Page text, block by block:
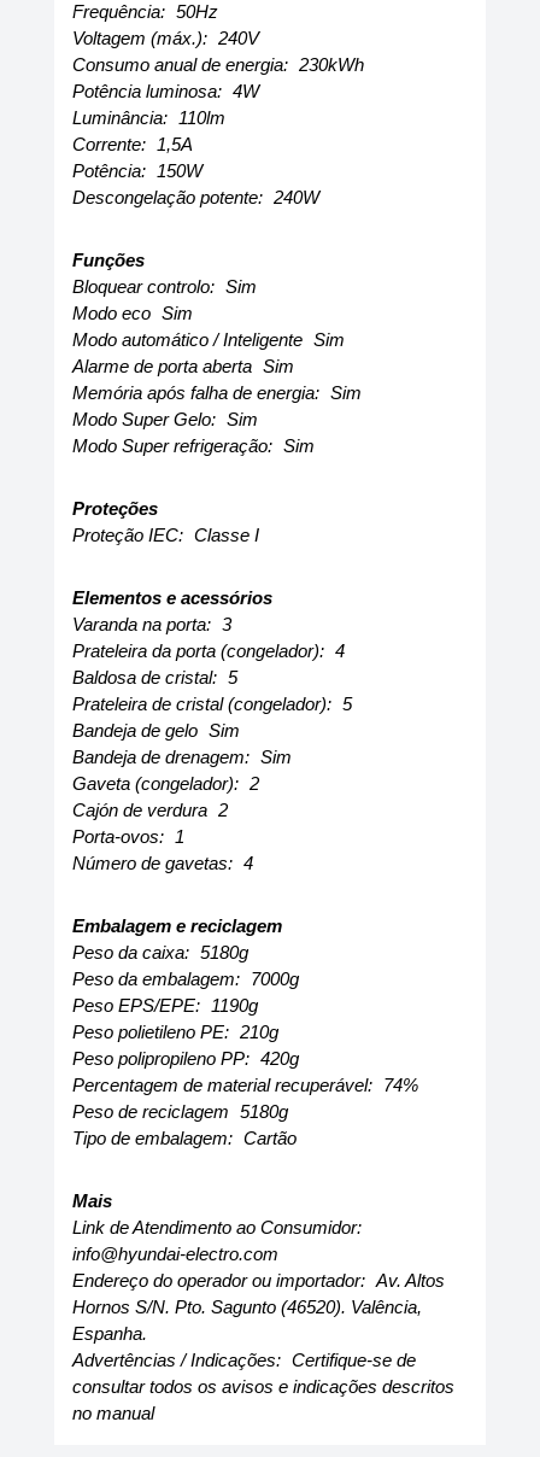
Frequência: 50Hz
Voltagem (máx.): 240V
Consumo anual de energia: 230kWh
Potência luminosa: 4W
Luminância: 110lm
Corrente: 1,5A
Potência: 150W
Descongelação potente: 240W
Funções
Bloquear controlo: Sim
Modo eco Sim
Modo automático / Inteligente Sim
Alarme de porta aberta Sim
Memória após falha de energia: Sim
Modo Super Gelo: Sim
Modo Super refrigeração: Sim
Proteções
Proteção IEC: Classe I
Elementos e acessórios
Varanda na porta: 3
Prateleira da porta (congelador): 4
Baldosa de cristal: 5
Prateleira de cristal (congelador): 5
Bandeja de gelo Sim
Bandeja de drenagem: Sim
Gaveta (congelador): 2
Cajón de verdura 2
Porta-ovos: 1
Número de gavetas: 4
Embalagem e reciclagem
Peso da caixa: 5180g
Peso da embalagem: 7000g
Peso EPS/EPE: 1190g
Peso polietileno PE: 210g
Peso polipropileno PP: 420g
Percentagem de material recuperável: 74%
Peso de reciclagem 5180g
Tipo de embalagem: Cartão
Mais
Link de Atendimento ao Consumidor:
info@hyundai-electro.com
Endereço do operador ou importador: Av. Altos
Hornos S/N. Pto. Sagunto (46520). Valência,
Espanha.
Advertências / Indicações: Certifique-se de
consultar todos os avisos e indicações descritos
no manual